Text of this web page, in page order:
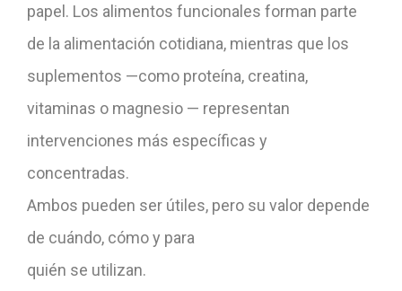
papel. Los alimentos funcionales forman parte
de la alimentación cotidiana, mientras que los
suplementos —como proteína, creatina,
vitaminas o magnesio — representan
intervenciones más específicas y
concentradas.
Ambos pueden ser útiles, pero su valor depende
de cuándo, cómo y para
quién se utilizan.